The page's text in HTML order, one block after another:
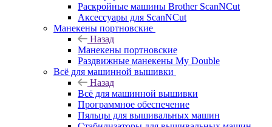
Раскройные машины Brother ScanNCut
Аксессуары для ScanNCut
Манекены портновские
Назад
Манекены портновские
Раздвижные манекены My Double
Всё для машинной вышивки
Назад
Всё для машинной вышивки
Программное обеспечение
Пяльцы для вышивальных машин